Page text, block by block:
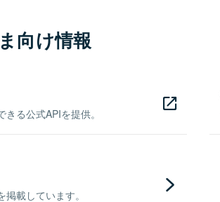
向け情報
る公式APIを提供。
載しています。